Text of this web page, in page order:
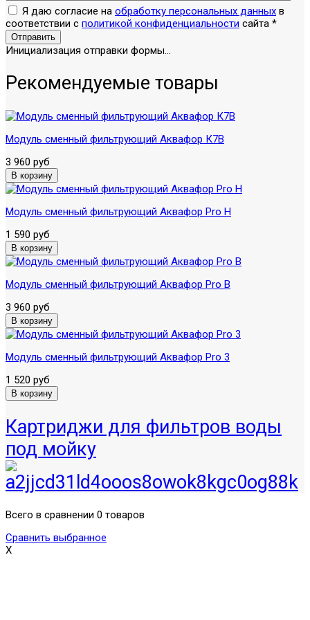
Я даю согласие на обработку персональных данных в
соответствии с политикой конфиденциальности сайта *
Отправить
Инициализация отправки формы...
Рекомендуемые товары
Модуль сменный фильтрующий Аквафор К7В
3 960 руб
Модуль сменный фильтрующий Аквафор Pro H
1 590 руб
Модуль сменный фильтрующий Аквафор Pro B
3 960 руб
Модуль сменный фильтрующий Аквафор Pro 3
1 520 руб
Картриджи для фильтров воды
под мойку
Всего в сравнении 0 товаров
Сравнить выбранное
X